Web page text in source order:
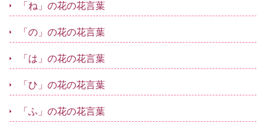
「ね」の花の花言葉
「の」の花の花言葉
「は」の花の花言葉
「ひ」の花の花言葉
「ふ」の花の花言葉